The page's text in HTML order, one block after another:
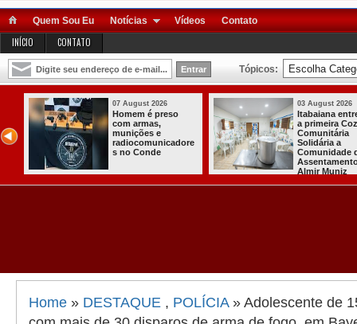
Quem Sou Eu Notícias Vídeos Contato
INÍCIO CONTATO
Tópicos:
07 August 2026
Homem é preso
com armas,
munições e
radiocomunicadore
s no Conde
03 August 2026
Itabaiana
a primeira
Comunitária
Solidária a
Comunidade
Almir Muniz
Home » DESTAQUE , POLÍCIA» Adolescente de